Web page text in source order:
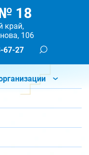
18
край,
106
67-27